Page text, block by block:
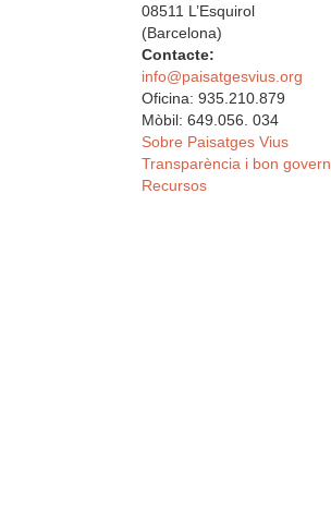
08511 L’Esquirol
(Barcelona)
Contacte:
info@paisatgesvius.org
Oficina: 935.210.879
Mòbil: 649.056. 034
Sobre Paisatges Vius
Transparència i bon govern
Recursos